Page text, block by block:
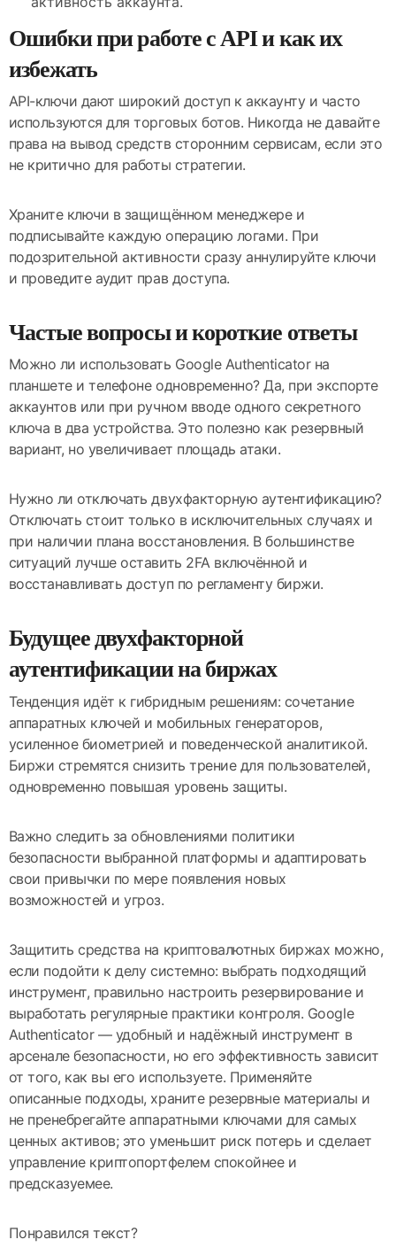
Ошибки при работе с API и как их
избежать
API-ключи дают широкий доступ к аккаунту и часто
используются для торговых ботов. Никогда не давайте
права на вывод средств сторонним сервисам, если это
не критично для работы стратегии.
Храните ключи в защищённом менеджере и
подписывайте каждую операцию логами. При
подозрительной активности сразу аннулируйте ключи
и проведите аудит прав доступа.
Частые вопросы и короткие ответы
Можно ли использовать Google Authenticator на
планшете и телефоне одновременно? Да, при экспорте
аккаунтов или при ручном вводе одного секретного
ключа в два устройства. Это полезно как резервный
вариант, но увеличивает площадь атаки.
Нужно ли отключать двухфакторную аутентификацию?
Отключать стоит только в исключительных случаях и
при наличии плана восстановления. В большинстве
ситуаций лучше оставить 2FA включённой и
восстанавливать доступ по регламенту биржи.
Будущее двухфакторной
аутентификации на биржах
Тенденция идёт к гибридным решениям: сочетание
аппаратных ключей и мобильных генераторов,
усиленное биометрией и поведенческой аналитикой.
Биржи стремятся снизить трение для пользователей,
одновременно повышая уровень защиты.
Важно следить за обновлениями политики
безопасности выбранной платформы и адаптировать
свои привычки по мере появления новых
возможностей и угроз.
Защитить средства на криптовалютных биржах можно,
если подойти к делу системно: выбрать подходящий
инструмент, правильно настроить резервирование и
выработать регулярные практики контроля. Google
Authenticator — удобный и надёжный инструмент в
арсенале безопасности, но его эффективность зависит
от того, как вы его используете. Применяйте
описанные подходы, храните резервные материалы и
не пренебрегайте аппаратными ключами для самых
ценных активов; это уменьшит риск потерь и сделает
управление криптопортфелем спокойнее и
предсказуемее.
Понравился текст?